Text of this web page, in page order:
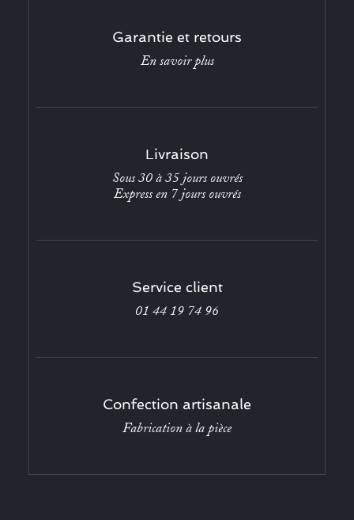
Garantie et retours
En savoir plus
Livraison
Sous 30 à 35 jours ouvrés
Express en 7 jours ouvrés
Service client
01 44 19 74 96
Confection artisanale
Fabrication à la pièce